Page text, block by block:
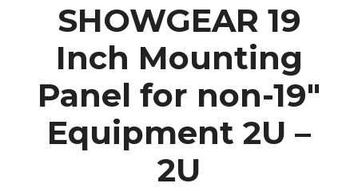
SHOWGEAR 19
Inch Mounting
Panel for non-19″
Equipment 2U –
2U